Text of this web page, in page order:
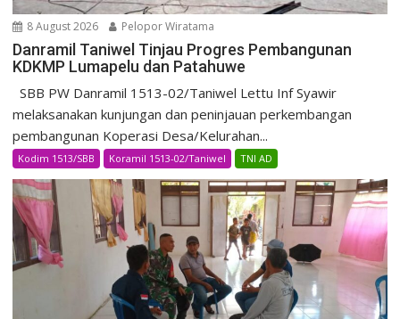
8 August 2026 Pelopor Wiratama
Danramil Taniwel Tinjau Progres Pembangunan
KDKMP Lumapelu dan Patahuwe
SBB PW Danramil 1513-02/Taniwel Lettu Inf Syawir
melaksanakan kunjungan dan peninjauan perkembangan
pembangunan Koperasi Desa/Kelurahan...
Kodim 1513/SBB Koramil 1513-02/Taniwel TNI AD